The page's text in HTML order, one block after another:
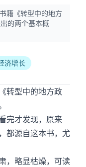
籍《转型中的地方
的两个基本概
济增长
转型中的地方政
完才发现，原来
都源自这本书，尤
，略显枯燥，可读